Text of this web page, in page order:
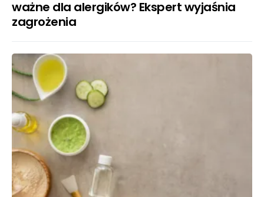
ważne dla alergików? Ekspert wyjaśnia
zagrożenia